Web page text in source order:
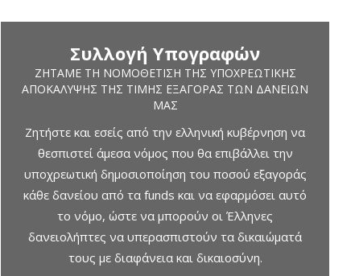
Συλλογή Υπογραφών
ΖΗΤΆΜΕ ΤΗ ΝΟΜΟΘΈΤΙΣΗ ΤΗΣ ΥΠΟΧΡΕΩΤΙΚΉΣ
ΑΠΟΚΆΛΥΨΗΣ ΤΗΣ ΤΙΜΉΣ ΕΞΑΓΟΡΆΣ ΤΩΝ ΔΑΝΕΊΩΝ
ΜΑΣ
Ζητήστε και εσείς από την ελληνική κυβέρνηση να
θεσπιστεί άμεσα νόμος που θα επιβάλλει την
υποχρεωτική δημοσιοποίηση του ποσού εξαγοράς
κάθε δανείου από τα funds και να εφαρμόσει αυτό
το νόμο, ώστε να μπορούν οι Έλληνες
δανειολήπτες να υπερασπιστούν τα δικαιώματά
τους με διαφάνεια και δικαιοσύνη.